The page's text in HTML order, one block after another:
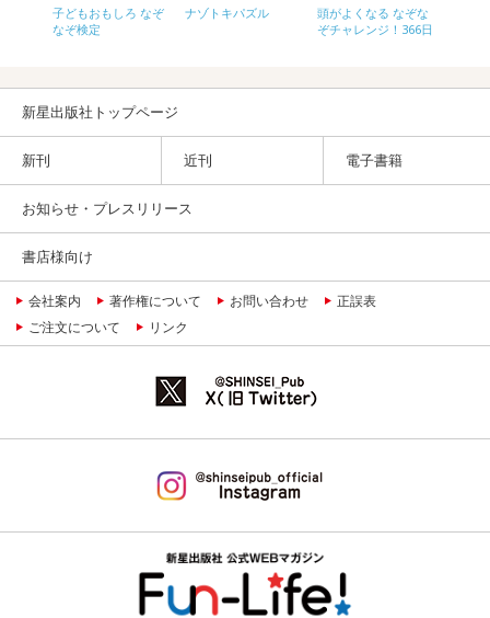
子どもおもしろ なぞ
なぞ検定
ナゾトキパズル
頭がよくなる なぞな
ぞチャレンジ！366日
新星出版社トップページ
新刊 近刊 電子書籍
お知らせ・プレスリリース
書店様向け
会社案内 著作権について お問い合わせ
正誤表
ご注文について
リンク